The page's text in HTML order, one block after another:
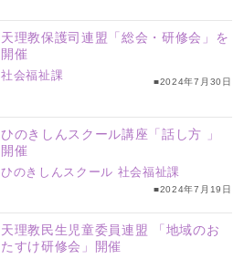
天理教保護司連盟「総会・研修会」を
開催
社会福祉課
■2024年7月30日
ひのきしんスクール講座「話し方 」
開催
ひのきしんスクール 社会福祉課
■2024年7月19日
天理教民生児童委員連盟 「地域のお
たすけ研修会」開催